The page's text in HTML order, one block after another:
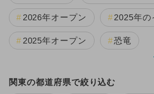
2026年オープン 2025年の
2025年オープン 恐竜
2024年のイベント
関東の都道府県で絞り込む